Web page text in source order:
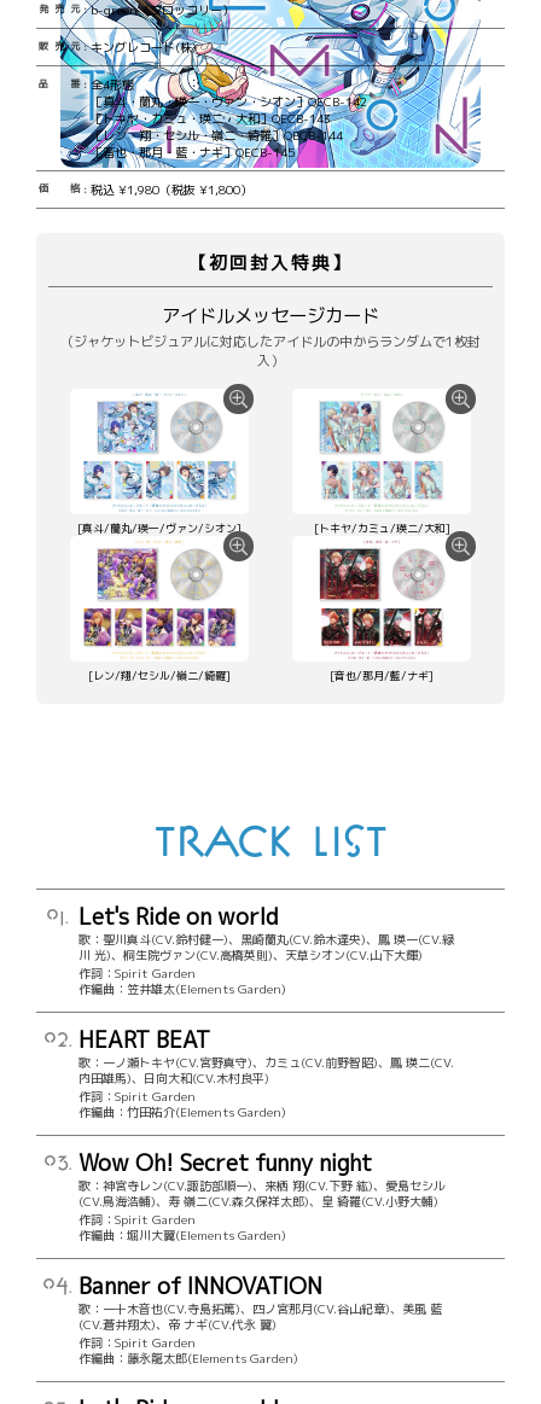
発売元 b-green（ブロッコリー）
販売元 キングレコード(株)
品番
全4形態
［真斗・蘭丸・瑛一・ヴァン・シオン］QECB-142
［トキヤ・カミュ・瑛二・大和］QECB-143
［レン・翔・セシル・嶺二・綺羅］QECB-144
［音也・那月・藍・ナギ］QECB-145
価格 税込 ¥1,980（税抜 ¥1,800）
【初回封入特典】
アイドルメッセージカード
（ジャケットビジュアルに対応したアイドルの中からランダムで1枚封
入）
[真斗/蘭丸/瑛一/ヴァン/シオン] [トキヤ/カミュ/瑛二/大和]
[レン/翔/セシル/嶺二/綺羅] [音也/那月/藍/ナギ]
TRACK LIST
01. Let's Ride on world
歌：聖川真斗(CV.鈴村健一)、黒崎蘭丸(CV.鈴木達央)、鳳 瑛一(CV.緑
川 光)、桐生院ヴァン(CV.高橋英則)、天草シオン(CV.山下大輝)
作詞：Spirit Garden
作編曲：笠井雄太(Elements Garden)
02. HEART BEAT
歌：一ノ瀬トキヤ(CV.宮野真守)、カミュ(CV.前野智昭)、鳳 瑛二(CV.
内田雄馬)、日向大和(CV.木村良平)
作詞：Spirit Garden
作編曲：竹田祐介(Elements Garden)
03. Wow Oh! Secret funny night
歌：神宮寺レン(CV.諏訪部順一)、来栖 翔(CV.下野 紘)、愛島セシル
(CV.鳥海浩輔)、寿 嶺二(CV.森久保祥太郎)、皇 綺羅(CV.小野大輔)
作詞：Spirit Garden
作編曲：堀川大翼(Elements Garden)
04. Banner of INNOVATION
歌：一十木音也(CV.寺島拓篤)、四ノ宮那月(CV.谷山紀章)、美風 藍
(CV.蒼井翔太)、帝 ナギ(CV.代永 翼)
作詞：Spirit Garden
作編曲：藤永龍太郎(Elements Garden)